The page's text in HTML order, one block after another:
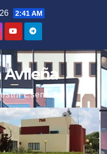
2:41 AM
Avileña
Esencia